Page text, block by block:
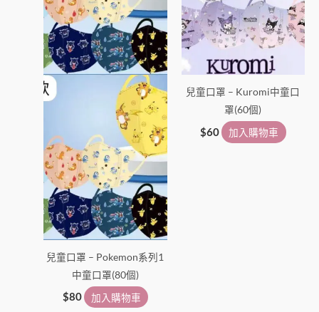
兒童口罩 – Pokemon系列1
中童口罩(80個)
$80 加入購物車
兒童口罩 – Kuromi中童口
罩(60個)
$60 加入購物車